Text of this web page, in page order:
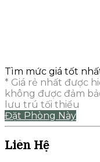
Tìm mức giá tốt
* Giá rẻ nhất được
không được đảm
lưu trú tối thiểu
Đặt Phòng Này
Liên Hệ